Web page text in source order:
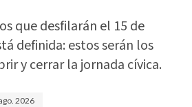
que desfilarán el 15 de
definida: estos serán los
y cerrar la jornada cívica.
2026